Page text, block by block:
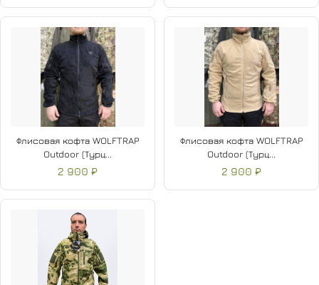
Флисовая кофта WOLFTRAP
Outdoor (Турц...
2 900 ₽
Флисовая кофта WOLFTRAP
Outdoor (Турц...
2 900 ₽